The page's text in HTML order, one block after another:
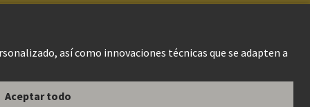
WebInformación al cliente